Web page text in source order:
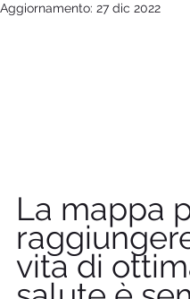
Aggiornamento: 27 dic 2022
La mappa
vita di